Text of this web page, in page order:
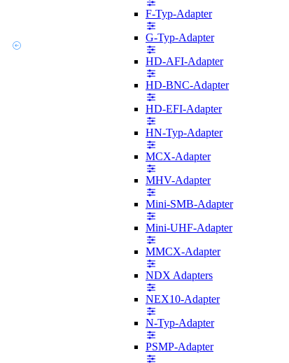
F-Typ-Adapter
G-Typ-Adapter
HD-AFI-Adapter
HD-BNC-Adapter
HD-EFI-Adapter
HN-Typ-Adapter
MCX-Adapter
MHV-Adapter
Mini-SMB-Adapter
Mini-UHF-Adapter
MMCX-Adapter
NDX Adapters
NEX10-Adapter
N-Typ-Adapter
PSMP-Adapter